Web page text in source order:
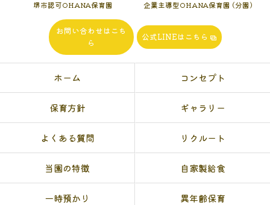
堺市認可OHANA保育園 企業主導型OHANA保育園 (分園)
お問い合わせはこち
ら
公式LINEはこちら
ホーム コンセプト
保育方針 ギャラリー
よくある質問 リクルート
当園の特徴 自家製給食
一時預かり 異年齢保育